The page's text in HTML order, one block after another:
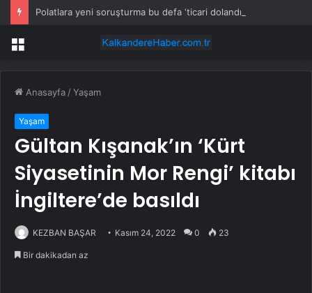
Polatlara yeni soruşturma bu defa ‘ticari dolandırıcılık’
Menü
Anasayfa /Yaşam
Yaşam
Gültan Kışanak’ın ‘Kürt
Siyasetinin Mor Rengi’ kitabı
İngiltere’de basıldı
KEZBAN BAŞAR Kasım 24, 2022 0 23
Bir dakikadan az